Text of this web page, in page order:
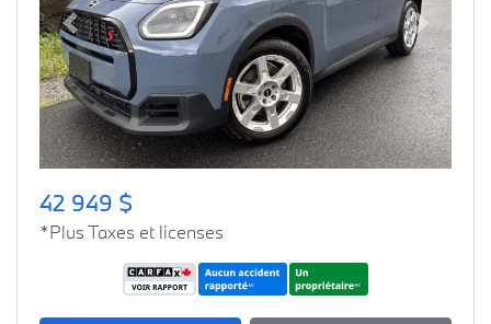
Previous Next
42 949 $
*Plus Taxes et licenses